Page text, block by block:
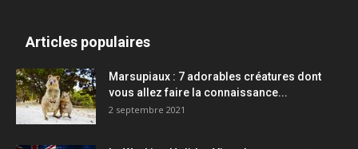
Articles populaires
Marsupiaux : 7 adorables créatures dont
vous allez faire la connaissance...
2 septembre 2021